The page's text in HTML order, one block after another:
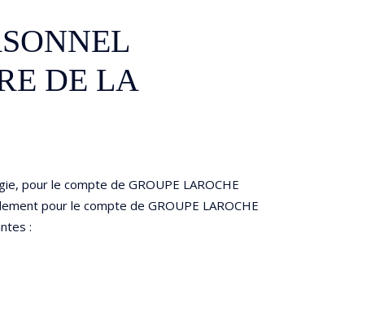
DE LA
pour le compte de GROUPE LAROCHE
pour le compte de GROUPE LAROCHE
: